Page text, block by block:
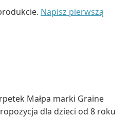
Napisz pierwszą
Małpa marki Graine
dla dzieci od 8 roku